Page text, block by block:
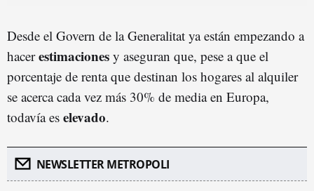
Desde el Govern de la Generalitat ya están empezando a
hacerestimaciones y aseguran que, pese a que el
porcentaje de renta que destinan los hogares al alquiler
se acerca cada vez más 30% de media en Europa,
todavía es elevado.
NEWSLETTER METROPOLI